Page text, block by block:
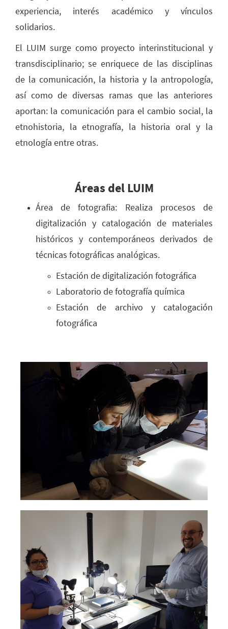
experiencia, interés académico y vínculos
solidarios.
El LUIM surge como proyecto interinstitucional y
transdisciplinario; se enriquece de las disciplinas
de la comunicación, la historia y la antropología,
así como de diversas ramas que las anteriores
aportan: la comunicación para el cambio social, la
etnohistoria, la etnografía, la historia oral y la
etnología entre otras.
Áreas del LUIM
Área de fotografia: Realiza procesos de
digitalización y catalogación de materiales
históricos y contemporáneos derivados de
técnicas fotográficas analógicas.
Estación de digitalización fotográfica
Laboratorio de fotografía química
Estación de archivo y catalogación
fotográfica